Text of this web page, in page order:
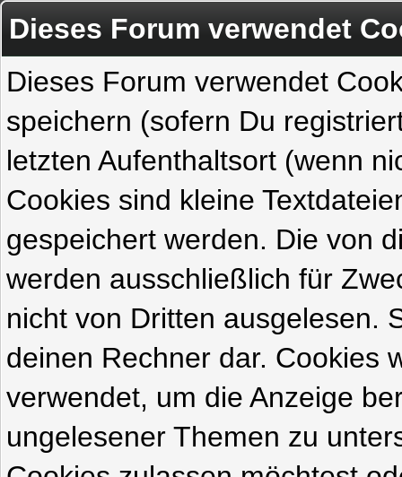
Dieses Forum verwendet
Dieses Forum verwendet
speichern (sofern Du
letzten Aufenthaltsort (wenn
Cookies sind kleine
gespeichert werden. Die von
werden ausschließlich für
nicht von Dritten ausgelesen.
deinen Rechner dar. Cookies
verwendet, um die Anzeige
ungelesener Themen zu